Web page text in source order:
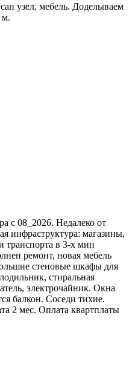
узел, мебель. Доделываем
м.
с 08_2026. Недалеко от
инфраструктура: магазины,
транспорта в 3-х мин
ремонт, новая мебель
стеновые шкафы для
стиральная
электрочайник. Окна
балкон. Соседи тихие.
2 мес. Оплата квартплаты